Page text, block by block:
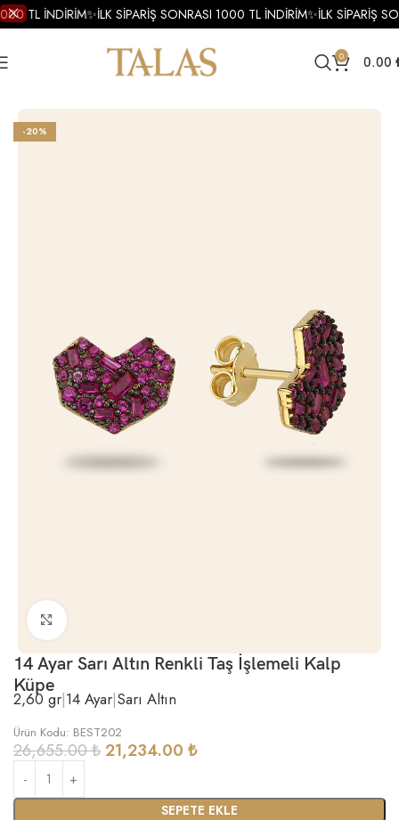
0 0.00
Altın Küpe Altın Renkli Taşlı Küpe
-20%
Büyütmek için tıklayın
14 Ayar Sarı Altın Renkli Taş İşlemeli Kalp
Küpe
2,60 gr|14 Ayar|Sarı Altın
Ürün Kodu: BEST202
26,655.00₺21,234.00 ₺
SEPETE EKLE
TL İNDİRİM✨İLK SİPARİŞ SONRASI 1000 TL İNDİRİM✨İLK SİPARİŞ